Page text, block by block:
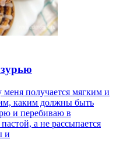
получается мягким и
каким должны быть
и перебиваю в
а не рассыпается
и